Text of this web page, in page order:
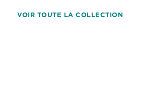
VOIR TOUTE LA COLLECTION